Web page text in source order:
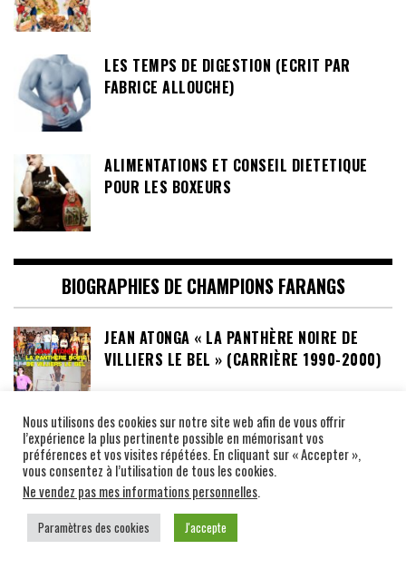
LES TEMPS DE DIGESTION (ECRIT PAR
FABRICE ALLOUCHE)
ALIMENTATIONS ET CONSEIL DIETETIQUE
POUR LES BOXEURS
BIOGRAPHIES DE CHAMPIONS FARANGS
JEAN ATONGA « LA PANTHÈRE NOIRE DE
VILLIERS LE BEL » (CARRIÈRE 1990-2000)
MUSTAPHA « TOTOF » YOUCEF (CARRIÈRE
1990-2010)
Nous utilisons des cookies sur notre site web afin de vous offrir
l’expérience la plus pertinente possible en mémorisant vos
préférences et vos visites répétées. En cliquant sur « Accepter »,
vous consentez à l’utilisation de tous les cookies.
Ne vendez pas mes informations personnelles.
Paramètres des cookies J'accepte